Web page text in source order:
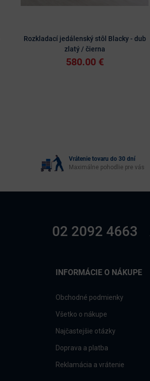
Rozkladací jedálenský stôl Blacky - dub
zlatý / čierna
580.00 €
Vrátenie tovaru do 30 dní
Maximálne pohodlie pre vás
02 2092 4663
INFORMÁCIE O NÁKUPE
Obchodné podmienky
Všetko o nákupe
Najčastejšie otázky
Doprava a platba
Reklamácia a vrátenie